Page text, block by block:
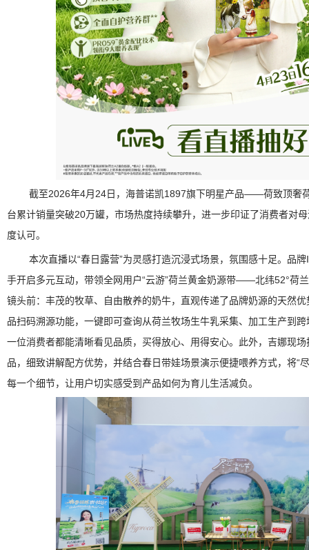
截至2026年4月24日，海普诺凯1897旗下明星产品——荷致顶奢
台累计销量突破20万罐，市场热度持续攀升，进一步印证了消费者对
度认可。
本次直播以“春日露营”为灵感打造沉浸式场景，氛围感十足。品牌
手开启多元互动，带领全网用户“云游”荷兰黄金奶源带——北纬52°荷
镜头前：丰茂的牧草、自由散养的奶牛，直观传递了品牌奶源的天然
品扫码溯源功能，一键即可查询从荷兰牧场生牛乳采集、加工生产到
一位消费者都能清晰看见品质，买得放心、用得安心。此外，吉娜现
品，细致讲解配方优势，并结合春日带娃场景演示便捷喂养方式，将“
每一个细节，让用户切实感受到产品如何为育儿生活减负。